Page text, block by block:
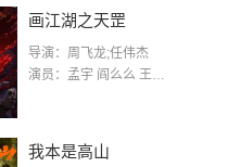
画江湖之天罡
导演：周飞龙;任伟杰
演员：孟宇 阎么么 王凯 郭政建 阎萌萌 杨默 高枫 齐斯伽 刘芊含 马程
我本是高山